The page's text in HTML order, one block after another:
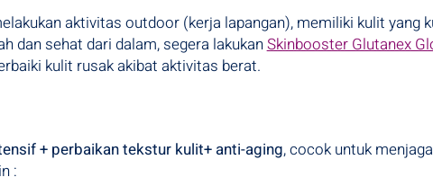
aktivitas outdoor (kerja lapangan), memiliki kulit yang
dan sehat dari dalam, segera lakukanSkinbooster Glutanex
kulit rusak akibat aktivitas berat.
+ perbaikan tekstur kulit+ anti-aging, cocok untuk
: